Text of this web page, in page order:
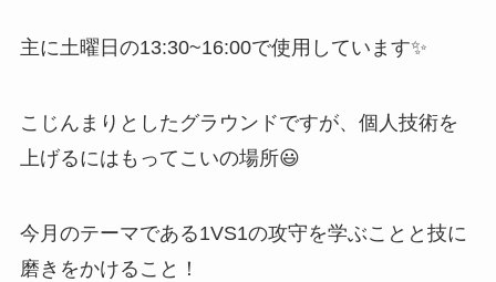
主に土曜日の13:30~16:00で使用しています✨
こじんまりとしたグラウンドですが、個人技術を
上げるにはもってこいの場所😃
今月のテーマである1VS1の攻守を学ぶことと技に
磨きをかけること！